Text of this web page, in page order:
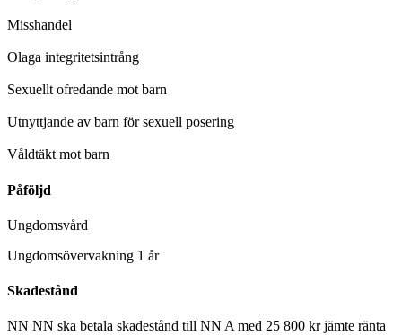
Misshandel
Olaga integritetsintrång
Sexuellt ofredande mot barn
Utnyttjande av barn för sexuell posering
Våldtäkt mot barn
Påföljd
Ungdomsvård
Ungdomsövervakning 1 år
Skadestånd
NN NN ska betala skadestånd till NN A med 25 800 kr jämte ränta